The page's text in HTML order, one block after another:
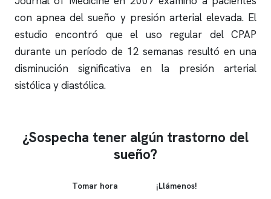
conapnea del sueño y presión arterial elevada. El
estudio encontró que el uso regular del CPAP
durante un período de 12 semanas resultó en una
disminución significativa en la presión arterial
sistólica y diastólica.
¿Sospecha tener algún trastorno del
sueño?
Tomar hora ¡Llámenos!